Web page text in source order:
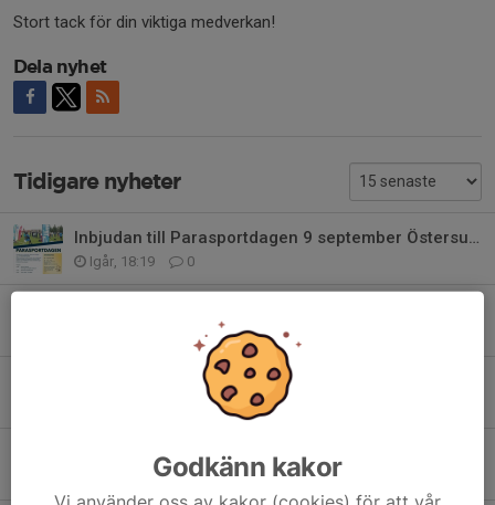
Stort tack för din viktiga medverkan!
Dela nyhet
Tidigare nyheter
Inbjudan till Parasportdagen 9 september Östersund
Igår, 18:19 0
Åredalen Inclines, har du anmält dig?
31 jul, 11:26 1
Godkänn kakor